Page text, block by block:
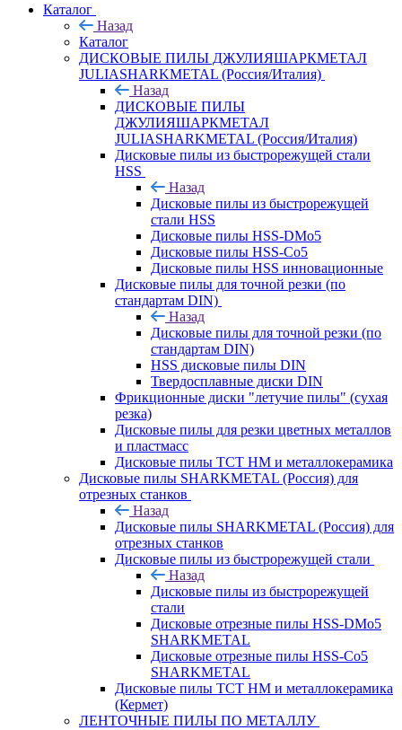
Каталог
Назад
Каталог
ДИСКОВЫЕ ПИЛЫ ДЖУЛИЯШАРКМЕТАЛ
JULIASHARKMETAL (Россия/Италия)
Назад
ДИСКОВЫЕ ПИЛЫ
ДЖУЛИЯШАРКМЕТАЛ
JULIASHARKMETAL (Россия/Италия)
Дисковые пилы из быстрорежущей стали
HSS
Назад
Дисковые пилы из быстрорежущей
стали HSS
Дисковые пилы HSS-DMo5
Дисковые пилы HSS-Co5
Дисковые пилы HSS инновационные
Дисковые пилы для точной резки (по
стандартам DIN)
Назад
Дисковые пилы для точной резки (по
стандартам DIN)
HSS дисковые пилы DIN
Твердосплавные диски DIN
Фрикционные диски "летучие пилы" (сухая
резка)
Дисковые пилы для резки цветных металлов
и пластмасс
Дисковые пилы ТСТ НМ и металлокерамика
Дисковые пилы SHARKMETAL (Россия) для
отрезных станков
Назад
Дисковые пилы SHARKMETAL (Россия) для
отрезных станков
Дисковые пилы из быстрорежущей стали
Назад
Дисковые пилы из быстрорежущей
стали
Дисковые отрезные пилы HSS-DMo5
SHARKMETAL
Дисковые отрезные пилы HSS-Co5
SHARKMETAL
Дисковые пилы ТСТ НМ и металлокерамика
(Кермет)
ЛЕНТОЧНЫЕ ПИЛЫ ПО МЕТАЛЛУ